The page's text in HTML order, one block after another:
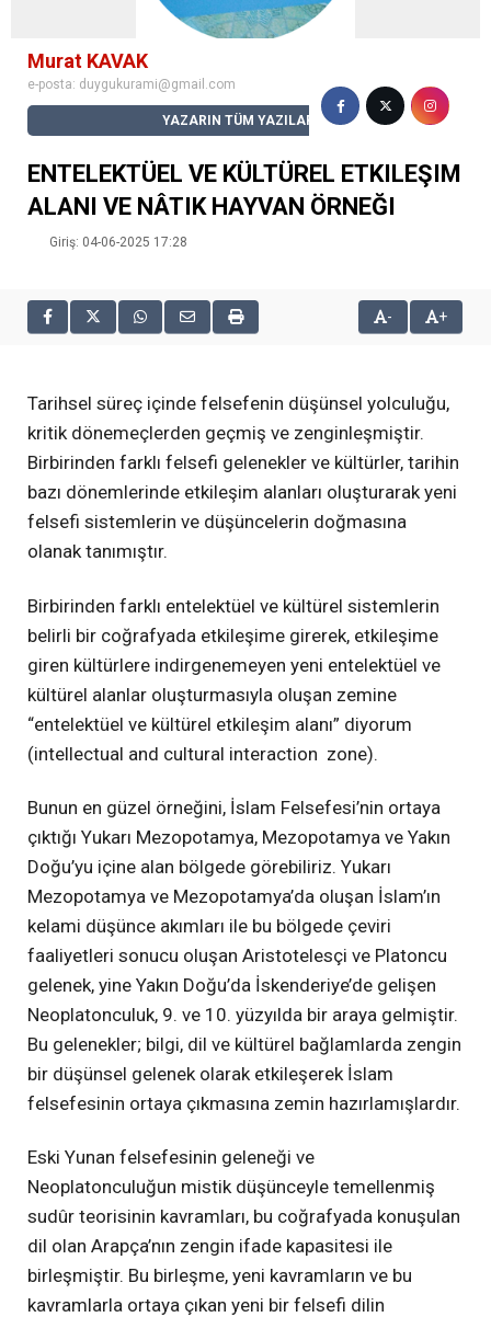
Murat KAVAK
e-posta: duygukurami@gmail.com
YAZARIN TÜM YAZILARI
ENTELEKTÜEL VE KÜLTÜREL ETKILEŞIM
ALANI VE NÂTIK HAYVAN ÖRNEĞI
Giriş: 04-06-2025 17:28
- +
Tarihsel süreç içinde felsefenin düşünsel yolculuğu,
kritik dönemeçlerden geçmiş ve zenginleşmiştir.
Birbirinden farklı felsefi gelenekler ve kültürler, tarihin
bazı dönemlerinde etkileşim alanları oluşturarak yeni
felsefi sistemlerin ve düşüncelerin doğmasına
olanak tanımıştır.
Birbirinden farklı entelektüel ve kültürel sistemlerin
belirli bir coğrafyada etkileşime girerek, etkileşime
giren kültürlere indirgenemeyen yeni entelektüel ve
kültürel alanlar oluşturmasıyla oluşan zemine
“entelektüel ve kültürel etkileşim alanı” diyorum
(intellectual and cultural interaction zone).
Bunun en güzel örneğini, İslam Felsefesi’nin ortaya
çıktığı Yukarı Mezopotamya, Mezopotamya ve Yakın
Doğu’yu içine alan bölgede görebiliriz. Yukarı
Mezopotamya ve Mezopotamya’da oluşan İslam’ın
kelami düşünce akımları ile bu bölgede çeviri
faaliyetleri sonucu oluşan Aristotelesçi ve Platoncu
gelenek, yine Yakın Doğu’da İskenderiye’de gelişen
Neoplatonculuk, 9. ve 10. yüzyılda bir araya gelmiştir.
Bu gelenekler; bilgi, dil ve kültürel bağlamlarda zengin
bir düşünsel gelenek olarak etkileşerek İslam
felsefesinin ortaya çıkmasına zemin hazırlamışlardır.
Eski Yunan felsefesinin geleneği ve
Neoplatonculuğun mistik düşünceyle temellenmiş
sudûr teorisinin kavramları, bu coğrafyada konuşulan
dil olan Arapça’nın zengin ifade kapasitesi ile
birleşmiştir. Bu birleşme, yeni kavramların ve bu
kavramlarla ortaya çıkan yeni bir felsefi dilin